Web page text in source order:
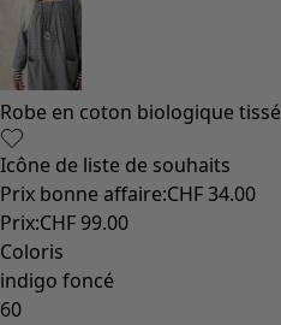
Robe en coton biologique tissé
Icône de liste de souhaits
Prix bonne affaire:CHF 34.00
Prix:CHF 99.00
Coloris
indigo foncé
60